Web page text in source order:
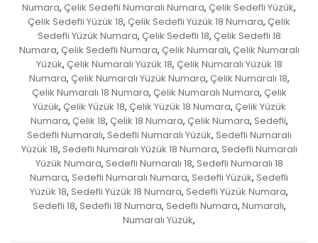
Numara, Çelik Sedefli Numaralı Numara, Çelik Sedefli Yüzük,
Çelik Sedefli Yüzük 18, Çelik Sedefli Yüzük 18 Numara, Çelik
Sedefli Yüzük Numara, Çelik Sedefli 18, Çelik Sedefli 18
Numara, Çelik Sedefli Numara, Çelik Numaralı, Çelik Numaralı
Yüzük, Çelik Numaralı Yüzük 18, Çelik Numaralı Yüzük 18
Numara, Çelik Numaralı Yüzük Numara, Çelik Numaralı 18,
Çelik Numaralı 18 Numara, Çelik Numaralı Numara, Çelik
Yüzük, Çelik Yüzük 18, Çelik Yüzük 18 Numara, Çelik Yüzük
Numara, Çelik 18, Çelik 18 Numara, Çelik Numara, Sedefli,
Sedefli Numaralı, Sedefli Numaralı Yüzük, Sedefli Numaralı
Yüzük 18, Sedefli Numaralı Yüzük 18 Numara, Sedefli Numaralı
Yüzük Numara, Sedefli Numaralı 18, Sedefli Numaralı 18
Numara, Sedefli Numaralı Numara, Sedefli Yüzük, Sedefli
Yüzük 18, Sedefli Yüzük 18 Numara, Sedefli Yüzük Numara,
Sedefli 18, Sedefli 18 Numara, Sedefli Numara, Numaralı,
Numaralı Yüzük,